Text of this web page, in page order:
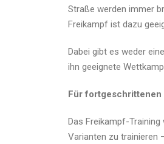
Straße werden immer
Freikampf ist dazu
Dabei gibt es weder
ihn geeignete
Für fortgeschrittenen
Das Freikampf-
Varianten zu trainieren